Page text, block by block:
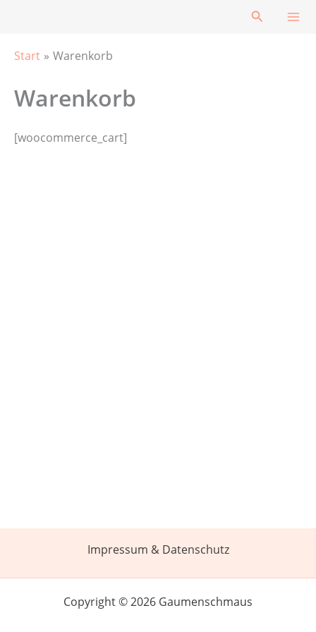
Suchen
Start Warenkorb
Warenkorb
[woocommerce_cart]
Impressum & Datenschutz
Copyright © 2026 Gaumenschmaus